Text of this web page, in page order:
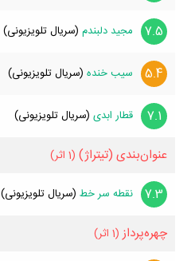
7.5 مجید دلبندم (سریال تلویزیونی)
5.4 سیب خنده (سریال تلویزیونی)
7.1 قطار ابدی (سریال تلویزیونی)
عنوان‌بندی (تیتراژ) (1 اثر)
7.3 نقطه سر خط (سریال تلویزیونی)
چهره‌پرداز (1 اثر)